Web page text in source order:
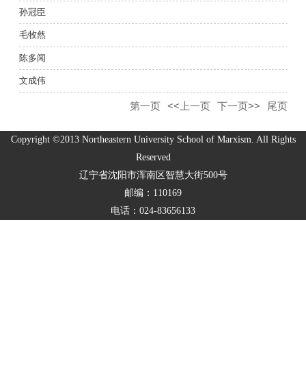
孙冠臣
毛牧然
陈多闻
文成伟
第一页 <<上一页 下一页>> 尾页
Copyright ©2013 Northeastern University School of Marxism. All Rights
Reserved
辽宁省沈阳市浑南区智慧大街500号
邮编：110169
电话：024-83656133